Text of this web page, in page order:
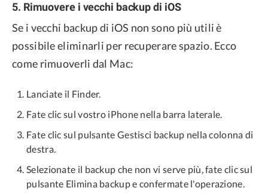
5. Rimuovere i vecchi backup di iOS
Se i vecchi backup di iOS non sono più utili è
possibile eliminarli per recuperare spazio. Ecco
come rimuoverli dal Mac:
Lanciate il Finder.
Fate clic sul vostro iPhone nella barra laterale.
Fate clic sul pulsante Gestisci backup nella colonna di
destra.
Selezionate il backup che non vi serve più, fate clic sul
pulsante Elimina backup e confermate l'operazione.